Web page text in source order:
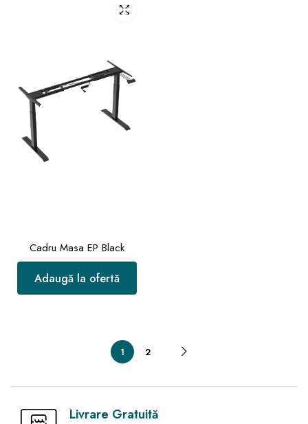
Cadru Masa EP Black
Adaugă la ofertă
1 2
Livrare Gratuită